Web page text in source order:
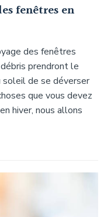
fenêtres en
des fenêtres
prendront le
de se déverser
que vous devez
hiver, nous allons